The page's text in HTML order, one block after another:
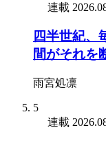
連載
四半世紀、
間がそれを
雨宮処凛
5
連載